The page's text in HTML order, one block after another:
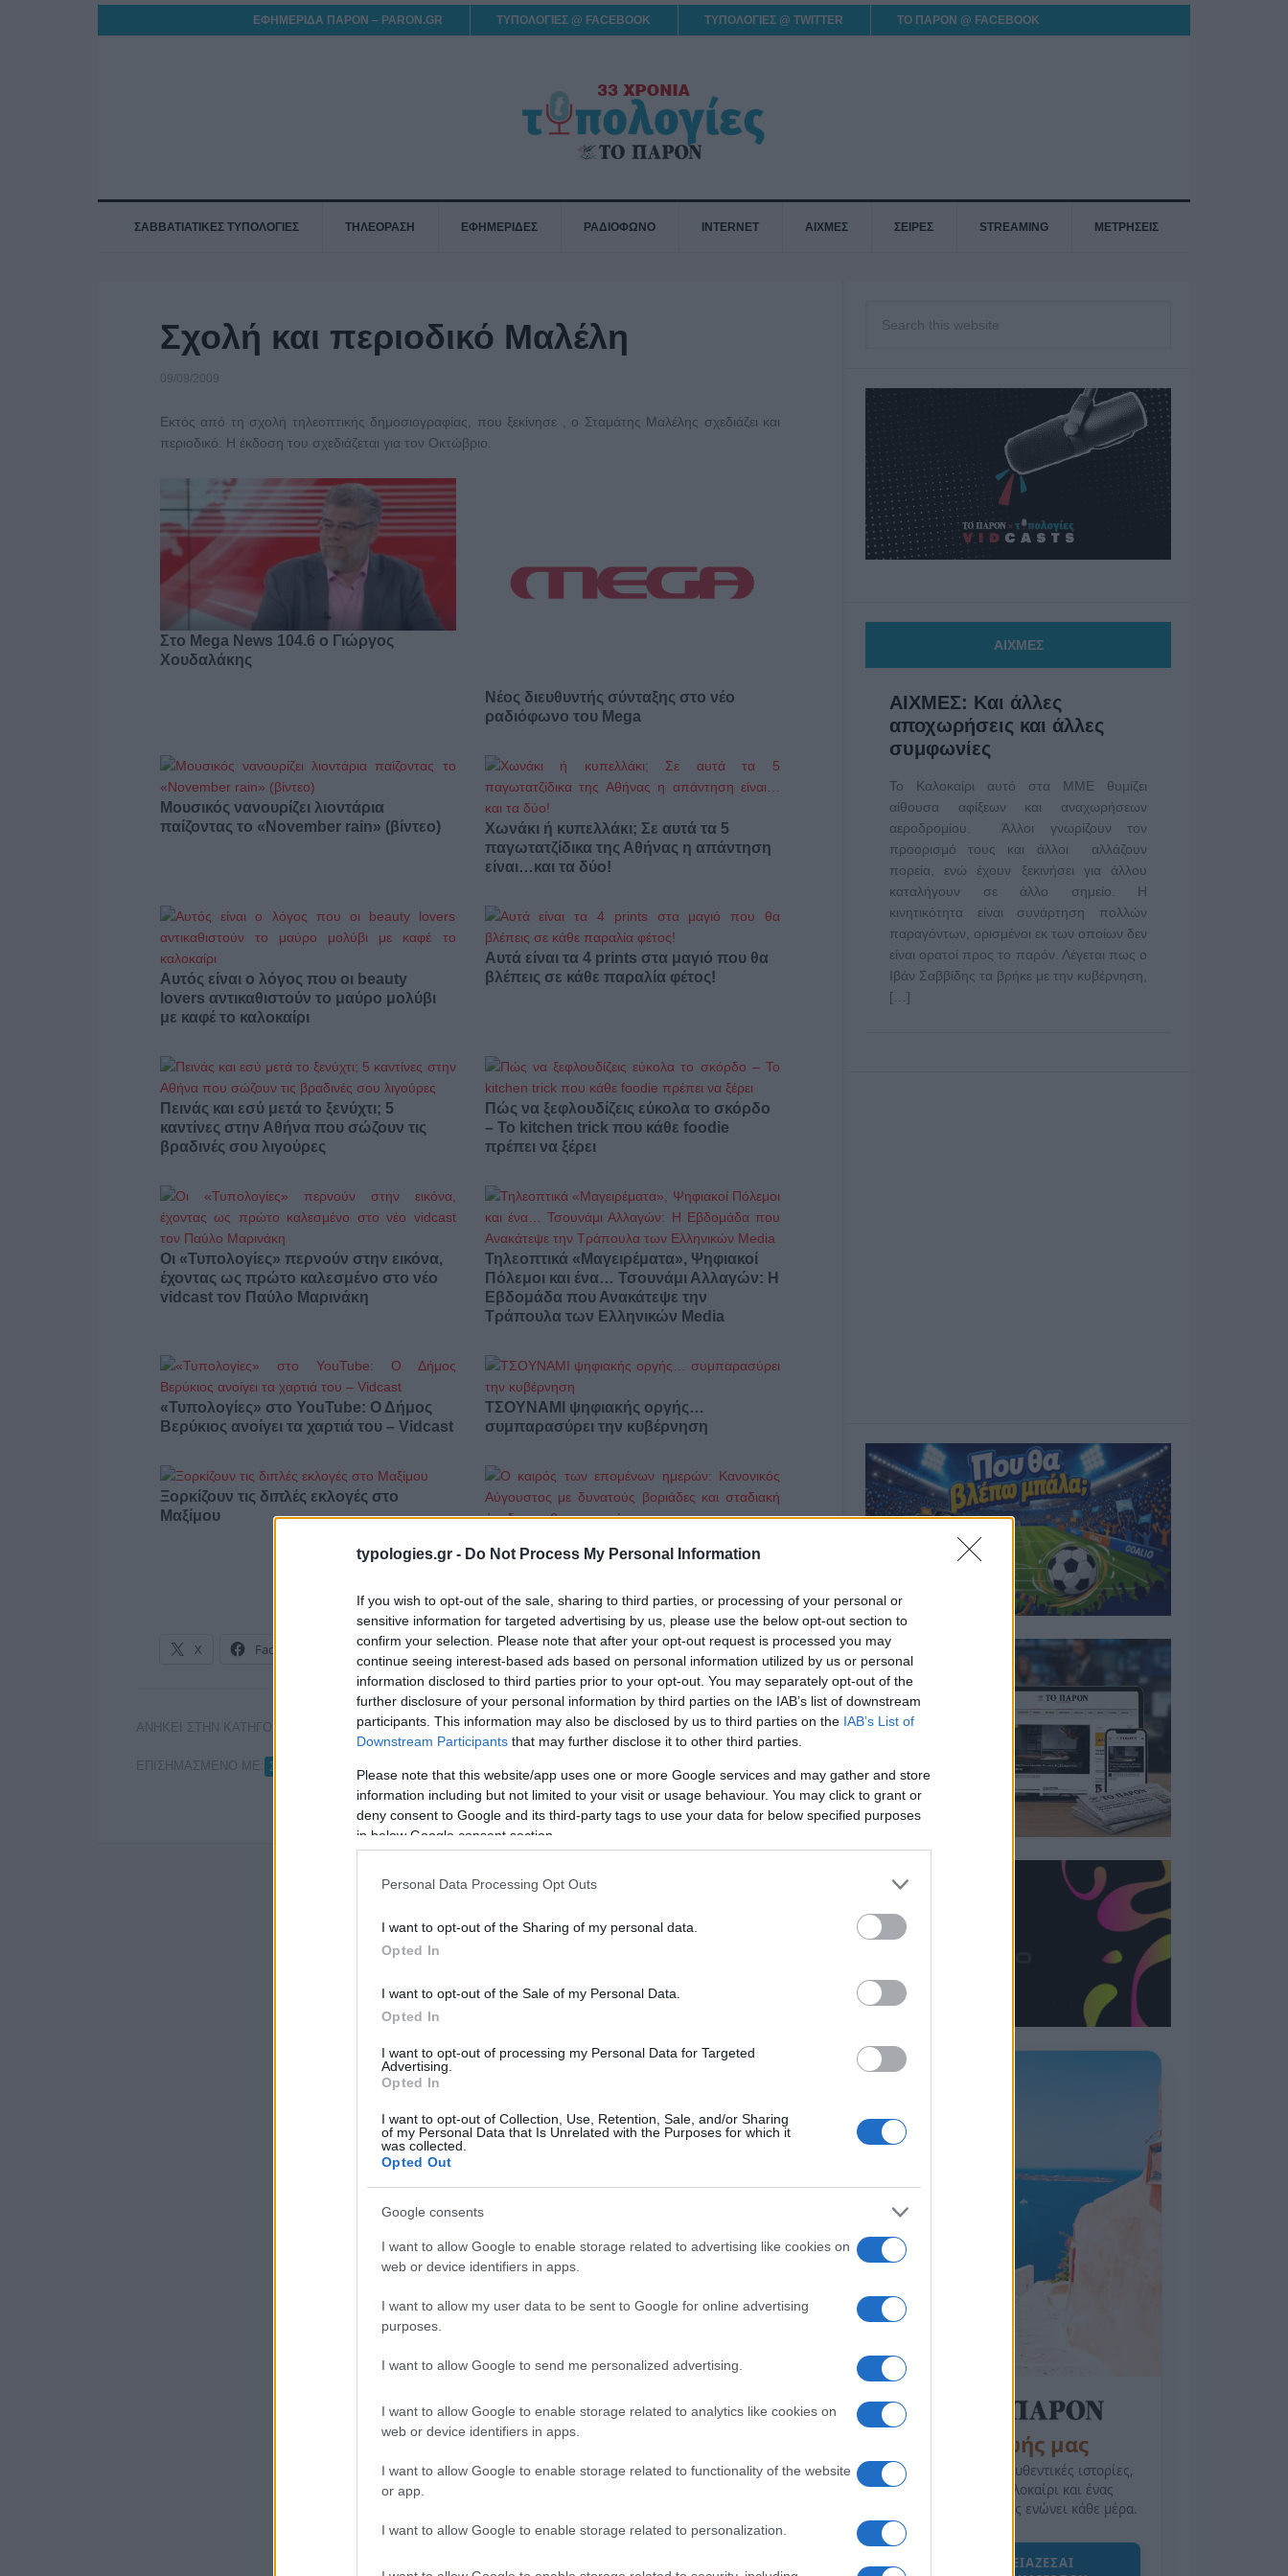
typologies.gr - Do Not Process My Personal Information
If you wish to opt-out of the sale, sharing to third parties, or processing of your personal or
sensitive information for targeted advertising by us, please use the below opt-out section to
confirm your selection. Please note that after your opt-out request is processed you may
continue seeing interest-based ads based on personal information utilized by us or personal
information disclosed to third parties prior to your opt-out. You may separately opt-out of the
further disclosure of your personal information by third parties on the IAB’s list of downstream
participants. This information may also be disclosed by us to third parties on the IAB’s List of
Downstream Participants that may further disclose it to other third parties.
Please note that this website/app uses one or more Google services and may gather and store
information including but not limited to your visit or usage behaviour. You may click to grant or
deny consent to Google and its third-party tags to use your data for below specified purposes
in below Google consent section.
Personal Data Processing Opt Outs
I want to opt-out of the Sharing of my personal data.
Opted In
I want to opt-out of the Sale of my Personal Data.
Opted In
I want to opt-out of processing my Personal Data for Targeted
Advertising.
Opted In
I want to opt-out of Collection, Use, Retention, Sale, and/or Sharing
of my Personal Data that Is Unrelated with the Purposes for which it
was collected.
Opted Out
Google consents
I want to allow Google to enable storage related to advertising like cookies on
web or device identifiers in apps.
I want to allow my user data to be sent to Google for online advertising
purposes.
I want to allow Google to send me personalized advertising.
I want to allow Google to enable storage related to analytics like cookies on
web or device identifiers in apps.
I want to allow Google to enable storage related to functionality of the website
or app.
I want to allow Google to enable storage related to personalization.
ΕΦΗΜΕΡΙΔΑ ΠΑΡΟΝ – PARON.GR ΤΥΠΟΛΟΓΙΕΣ @ FACEBOOK ΤΥΠΟΛΟΓΙΕΣ @ TWITTER ΤΟ ΠΑΡΟΝ @ FACEBOOK
ΣΑΒΒΑΤΙΑΤΙΚΕΣ ΤΥΠΟΛΟΓΙΕΣ ΤΗΛΕΟΡΑΣΗ ΕΦΗΜΕΡΙΔΕΣ ΡΑΔΙΟΦΩΝΟ INTERNET ΑΙΧΜΕΣ ΣΕΙΡΕΣ STREAMING ΜΕΤΡΗΣΕΙΣ
Σχολή και περιοδικό Μαλέλη
09/09/2009
Εκτός από τη σχολή τηλεοπτικής δημοσιογραφίας, που ξεκίνησε , ο Σταμάτης Μαλέλης σχεδιάζει και
περιοδικό. Η έκδοση του σχεδιάζεται για τον Οκτώβριο.
Στο Mega News 104.6 o Γιώργος
Χουδαλάκης
Νέος διευθυντής σύνταξης στο νέο
ραδιόφωνο του Mega
Μουσικός νανουρίζει λιοντάρια
παίζοντας το «November rain» (βίντεο)
Χωνάκι ή κυπελλάκι; Σε αυτά τα 5
παγωτατζίδικα της Αθήνας η απάντηση
είναι…και τα δύο!
Αυτός είναι ο λόγος που οι beauty
lovers αντικαθιστούν το μαύρο μολύβι
με καφέ το καλοκαίρι
Αυτά είναι τα 4 prints στα μαγιό που θα
βλέπεις σε κάθε παραλία φέτος!
Πεινάς και εσύ μετά το ξενύχτι; 5
καντίνες στην Αθήνα που σώζουν τις
βραδινές σου λιγούρες
Πώς να ξεφλουδίζεις εύκολα το σκόρδο
– Το kitchen trick που κάθε foodie
πρέπει να ξέρει
Οι «Τυπολογίες» περνούν στην εικόνα,
έχοντας ως πρώτο καλεσμένο στο νέο
vidcast τον Παύλο Μαρινάκη
Τηλεοπτικά «Μαγειρέματα», Ψηφιακοί
Πόλεμοι και ένα… Τσουνάμι Αλλαγών: Η
Εβδομάδα που Ανακάτεψε την
Τράπουλα των Ελληνικών Media
«Τυπολογίες» στο YouTube: Ο Δήμος
Βερύκιος ανοίγει τα χαρτιά του – Vidcast
ΤΣΟΥΝΑΜΙ ψηφιακής οργής…
συμπαρασύρει την κυβέρνηση
Ξορκίζουν τις διπλές εκλογές στο
Μαξίμου
Κανονικός Αύγουστος με δυνατούς
θερμοκρασίας
X Facebook LinkedIn
ΑΝΗΚΕΙ ΣΤΗΝ ΚΑΤΗΓΟΡΙΑ: ΠΕΡΙΟΔΙΚΑ , ΤΗΛΕΟΡΑΣΗ
ΕΠΙΣΗΜΑΣΜΕΝΟ ΜΕ: ΣΤΑΜΑΤΗΣ ΜΑΛΕΛΗΣ
ΑΙΧΜΕΣ
ΑΙΧΜΕΣ: Και άλλες
αποχωρήσεις και άλλες
συμφωνίες
Το Καλοκαίρι αυτό στα ΜΜΕ θυμίζει
αίθουσα αφίξεων και αναχωρήσεων
αεροδρομίου. Άλλοι γνωρίζουν τον
προορισμό τους και άλλοι αλλάζουν
πορεία, ενώ έχουν ξεκινήσει για άλλου
καταλήγουν σε άλλο σημείο. Η
κινητικότητα είναι συνάρτηση πολλών
παραγόντων, ορισμένοι εκ των οποίων δεν
είναι ορατοί προς το παρόν. Λέγεται πως ο
Ιβάν Σαββίδης τα βρήκε με την κυβέρνηση,
[…]
της Ζωής μας
Οι άνθρωποι, οι αυθεντικές ιστορίες,
το ελληνικό καλοκαίρι και ένας
πολιτισμός που μας ενώνει κάθε μέρα.
ΟΣΑ ΧΡΕΙΑΖΕΣΑΙ